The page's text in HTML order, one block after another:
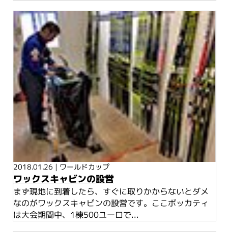
2018.01.26 | ワールドカップ
ワックスキャビンの設営
まず現地に到着したら、すぐに取りかからないとダメ
なのがワックスキャビンの設営です。ここボッカティ
は大会期間中、1棟500ユーロで...